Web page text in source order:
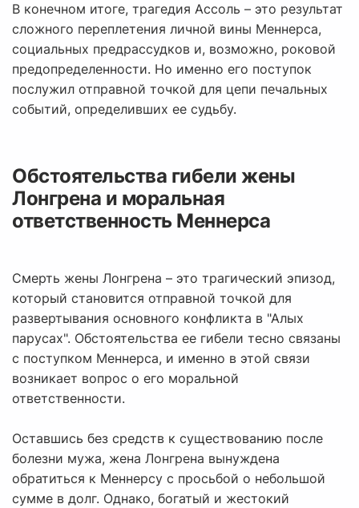
В конечном итоге, трагедия Ассоль – это результат
сложного переплетения личной вины Меннерса,
социальных предрассудков и, возможно, роковой
предопределенности. Но именно его поступок
послужил отправной точкой для цепи печальных
событий, определивших ее судьбу.
Обстоятельства гибели жены
Лонгрена и моральная
ответственность Меннерса
Смерть жены Лонгрена – это трагический эпизод,
который становится отправной точкой для
развертывания основного конфликта в "Алых
парусах". Обстоятельства ее гибели тесно связаны
с поступком Меннерса, и именно в этой связи
возникает вопрос о его моральной
ответственности.
Оставшись без средств к существованию после
болезни мужа, жена Лонгрена вынуждена
обратиться к Меннерсу с просьбой о небольшой
сумме в долг. Однако, богатый и жестокий